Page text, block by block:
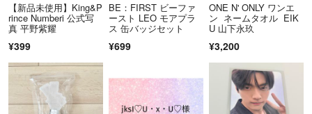
【新品未使用】King&P
rince Numberi 公式写
真 平野紫耀
¥399
BE：FIRST ビーファ
ースト LEO モアプラ
ス 缶バッジセット
¥699
ONE N' ONLY ワンエ
ン ネームタオル EIK
U 山下永玖
¥3,200